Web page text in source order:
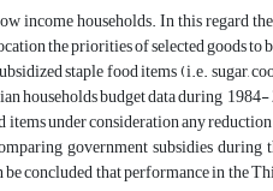
income households. In this regard
the priorities of selected goods to
staple food items (i.e. sugar,
households budget data during
under consideration any
government subsidies
concluded that performance in the